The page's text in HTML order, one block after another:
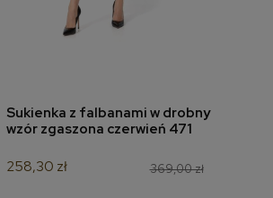
dodaj do koszyka
Sukienka z falbanami w drobny
wzór zgaszona czerwień 471
369,00 zł
258,30 zł